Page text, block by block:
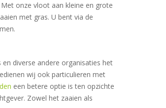
onze vloot aan kleine en grote
met gras. U bent via de
diverse andere organisaties het
wij ook particulieren met
een betere optie is ten opzichte
Zowel het zaaien als